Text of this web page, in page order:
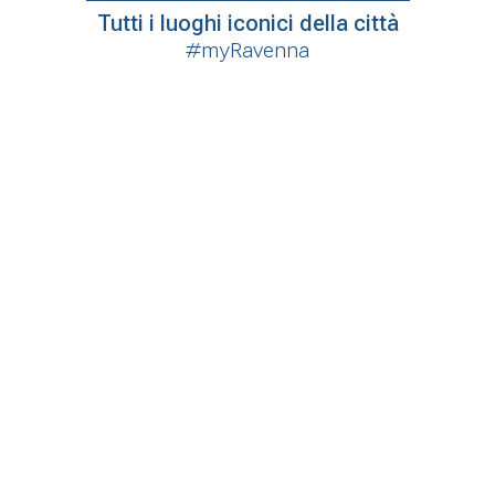
Tutti i luoghi iconici della città
#myRavenna